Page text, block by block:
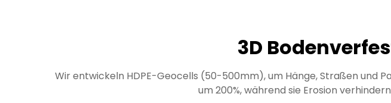
3D
Wir entwickeln HDPE-Geocells (50-500mm), um Hänge, Straßen und
um 200%, während sie Erosion